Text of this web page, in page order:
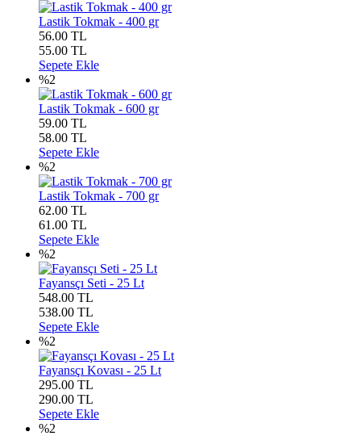
Lastik Tokmak - 400 gr
56.00 TL
55.00 TL
Sepete Ekle
%2
Lastik Tokmak - 600 gr
59.00 TL
58.00 TL
Sepete Ekle
%2
Lastik Tokmak - 700 gr
62.00 TL
61.00 TL
Sepete Ekle
%2
Fayansçı Seti - 25 Lt
548.00 TL
538.00 TL
Sepete Ekle
%2
Fayansçı Kovası - 25 Lt
295.00 TL
290.00 TL
Sepete Ekle
%2